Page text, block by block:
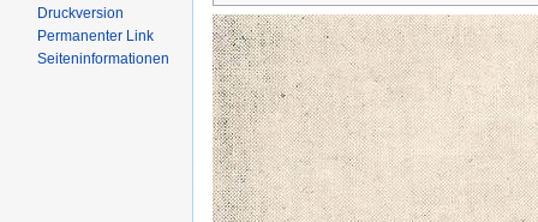
Druckversion
Permanenter Link
Seiten­informationen